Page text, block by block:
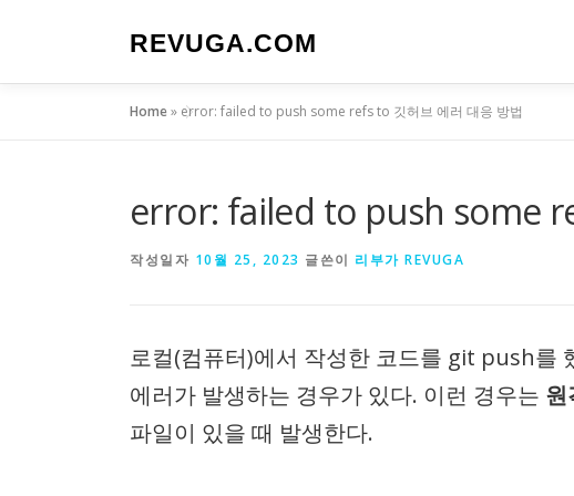
로
REVUGA.COM
Home» error: failed to push some refs to 깃허브 에러 대응 방법
error: failed to push some
작성일자 10월 25, 2023 글쓴이 리부가 REVUGA
로컬(컴퓨터)에서 작성한 코드를 git push
에러가 발생하는 경우가 있다. 이런 경우는
파일이 있을 때 발생한다.